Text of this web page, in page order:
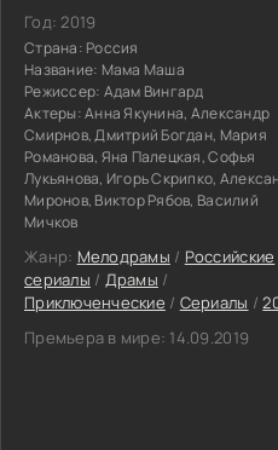
Год:2019
Страна: Россия
Название: Мама Маша
Режиссер: Адам Вингард
Актеры:Анна Якунина, Александр
Смирнов, Дмитрий Богдан, Мария
Романова, Яна Палецкая, Софья
Лукьянова, Игорь Скрипко,
Миронов, Виктор Рябов, Василий
Мичков
Жанр: Мелодрамы / Российские
сериалы / Драмы /
Приключенческие / Сериалы /
Премьера в мире: 14.09.2019